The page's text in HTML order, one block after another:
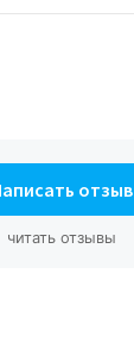
отзыв
читать отзывы